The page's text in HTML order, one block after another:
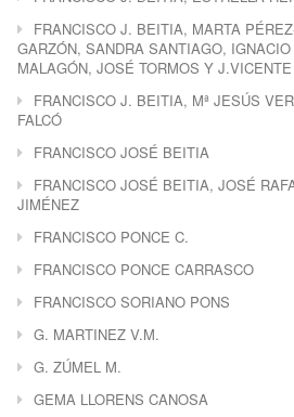
FRANCISCO J. BEITIA, MARTA
GARZÓN, SANDRA SANTIAGO,
MALAGÓN, JOSÉ TORMOS Y J.VICENTE
FRANCISCO J. BEITIA, Mª JESÚS
FALCÓ
FRANCISCO JOSÉ BEITIA
FRANCISCO JOSÉ BEITIA, JOSÉ
JIMÉNEZ
FRANCISCO PONCE C.
FRANCISCO PONCE CARRASCO
FRANCISCO SORIANO PONS
G. MARTINEZ V.M.
G. ZÚMEL M.
GEMA LLORENS CANOSA